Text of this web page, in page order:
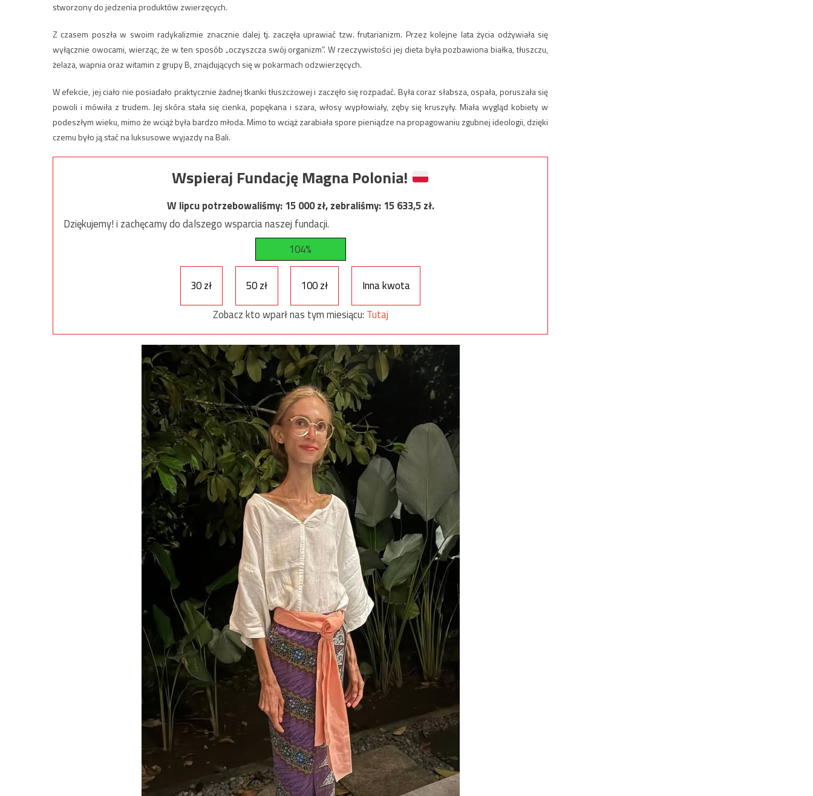
stworzony do jedzenia produktów zwierzęcych.
Z czasem poszła w swoim radykalizmie znacznie dalej tj. zaczęła uprawiać tzw. frutarianizm. Przez kolejne lata życia odżywiała się
wyłącznie owocami, wierząc, że w ten sposób „oczyszcza swój organizm”. W rzeczywistości jej dieta była pozbawiona białka, tłuszczu,
żelaza, wapnia oraz witamin z grupy B, znajdujących się w pokarmach odzwierzęcych.
W efekcie, jej ciało nie posiadało praktycznie żadnej tkanki tłuszczowej i zaczęło się rozpadać. Była coraz słabsza, ospała, poruszała się
powoli i mówiła z trudem. Jej skóra stała się cienka, popękana i szara, włosy wypłowiały, zęby się kruszyły. Miała wygląd kobiety w
podeszłym wieku, mimo że wciąż była bardzo młoda. Mimo to wciąż zarabiała spore pieniądze na propagowaniu zgubnej ideologii, dzięki
czemu było ją stać na luksusowe wyjazdy na Bali.
Wspieraj Fundację Magna Polonia!
W lipcu potrzebowaliśmy:15 000zł, zebraliśmy:15 633,5zł.
Dziękujemy! i zachęcamy do dalszego wsparcia naszej fundacji.
104%
30 zł 50 zł 100 zł
Inna kwota
Zobacz kto wparł nas tym miesiącu: Tutaj